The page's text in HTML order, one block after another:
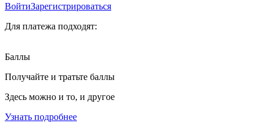
ВойтиЗарегистрироваться
Для платежа подходят:
Баллы
Получайте и тратьте баллы
Здесь можно и то, и другое
Узнать подробнее